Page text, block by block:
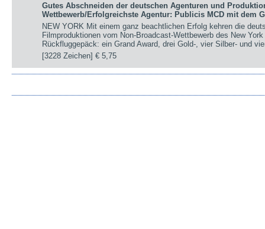
Gutes Abschneiden der deutschen Agenturen und
Wettbewerb/Erfolgreichste Agentur: Publicis MCD mit dem
NEW YORK Mit einem ganz beachtlichen Erfolg kehren die
Filmproduktionen vom Non-Broadcast-Wettbewerb des New
Rückfluggepäck: ein Grand Award, drei Gold-, vier Silber- und
[3228 Zeichen]€ 5,75